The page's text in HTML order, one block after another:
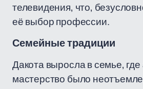
телевидения, что,
её выбор профессии.
Семейные традиции
Дакота выросла в семье, где
мастерство было